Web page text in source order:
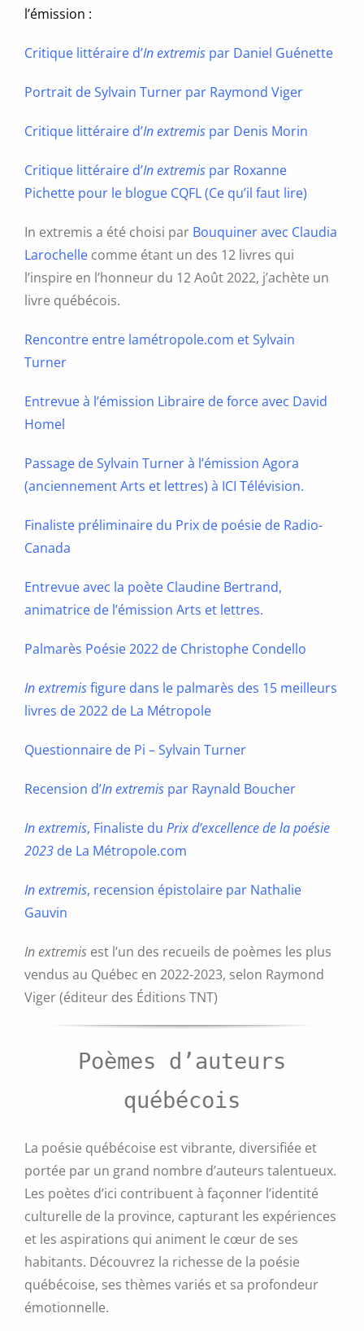
l’émission :
Critique littéraire d’In extremispar Daniel Guénette
Portrait de Sylvain Turner par Raymond Viger
Critique littéraire d’In extremispar Denis Morin
Critique littéraire d’In extremispar Roxanne
Pichette pour le blogue CQFL (Ce qu’il faut lire)
In extremis a été choisi par Bouquiner avec Claudia
Larochellecomme étant un des 12 livres qui
l’inspire en l’honneur du 12 Août 2022, j’achète un
livre québécois.
Rencontre entre lamétropole.com et Sylvain
Turner
Entrevue à l’émission Libraire de force avec David
Homel
Passage de Sylvain Turner à l’émission Agora
(anciennement Arts et lettres) à ICI Télévision.
Finaliste préliminaire du Prix de poésie de Radio-
Canada
Entrevue avec la poète Claudine Bertrand,
animatrice de l’émission Arts et lettres.
Palmarès Poésie 2022 de Christophe Condello
In extremisfigure dans le palmarès des 15 meilleurs
livres de 2022 de La Métropole
Questionnaire de Pi – Sylvain Turner
Recension d’In extremispar Raynald Boucher
In extremis, Finaliste du Prix d’excellence de la poésie
2023 de La Métropole.com
In extremis, recension épistolaire par Nathalie
Gauvin
In extremisest l’un des recueils de poèmes les plus
vendus au Québec en 2022-2023, selon Raymond
Viger (éditeur des Éditions TNT)
Poèmes d’auteurs
québécois
La poésie québécoise est vibrante, diversifiée et
portée par un grand nombre d’auteurs talentueux.
Les poètes d’ici contribuent à façonner l’identité
culturelle de la province, capturant les expériences
et les aspirations qui animent le cœur de ses
habitants. Découvrez la richesse de la poésie
québécoise, ses thèmes variés et sa profondeur
émotionnelle.